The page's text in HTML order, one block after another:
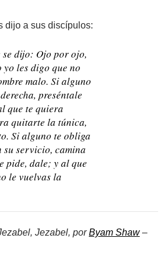
dijo a sus discípulos:
se dijo: Ojo por ojo,
les digo que no
malo. Si alguno
preséntale
que te quiera
quitarte la túnica,
Si alguno te obliga
su servicio, camina
pide, dale; y al que
le vuelvas la
Jezabel, porByam Shaw–